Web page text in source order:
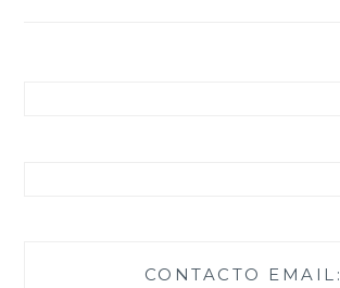
CONTACTO EMAIL: